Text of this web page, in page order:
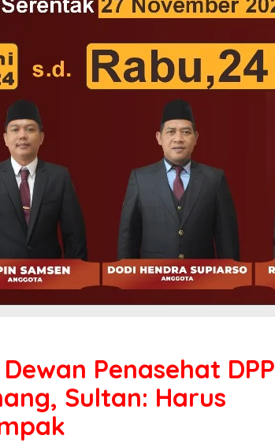
Penasehat DPP
Sultan: Harus